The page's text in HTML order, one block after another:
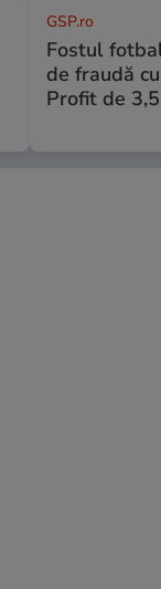
GSP.ro
Fostul
de fraudă
Profit de